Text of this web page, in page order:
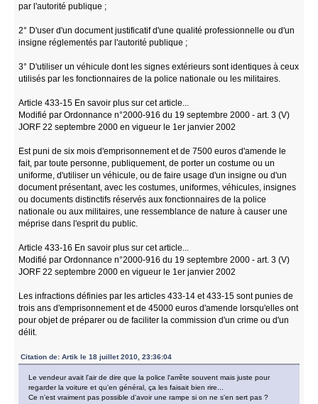
par l'autorité publique ;
2° D'user d'un document justificatif d'une qualité professionnelle ou d'un
insigne réglementés par l'autorité publique ;
3° D'utiliser un véhicule dont les signes extérieurs sont identiques à ceux
utilisés par les fonctionnaires de la police nationale ou les militaires.
Article 433-15 En savoir plus sur cet article...
Modifié par Ordonnance n°2000-916 du 19 septembre 2000 - art. 3 (V)
JORF 22 septembre 2000 en vigueur le 1er janvier 2002
Est puni de six mois d'emprisonnement et de 7500 euros d'amende le
fait, par toute personne, publiquement, de porter un costume ou un
uniforme, d'utiliser un véhicule, ou de faire usage d'un insigne ou d'un
document présentant, avec les costumes, uniformes, véhicules, insignes
ou documents distinctifs réservés aux fonctionnaires de la police
nationale ou aux militaires, une ressemblance de nature à causer une
méprise dans l'esprit du public.
Article 433-16 En savoir plus sur cet article...
Modifié par Ordonnance n°2000-916 du 19 septembre 2000 - art. 3 (V)
JORF 22 septembre 2000 en vigueur le 1er janvier 2002
Les infractions définies par les articles 433-14 et 433-15 sont punies de
trois ans d'emprisonnement et de 45000 euros d'amende lorsqu'elles ont
pour objet de préparer ou de faciliter la commission d'un crime ou d'un
délit.
Citation de: Artik le 18 juillet 2010, 23:36:04
Le vendeur avait l'air de dire que la police l'arrête souvent mais juste pour
regarder la voiture et qu'en général, ça les faisait bien rire...
Ce n'est vraiment pas possible d'avoir une rampe si on ne s'en sert pas ?